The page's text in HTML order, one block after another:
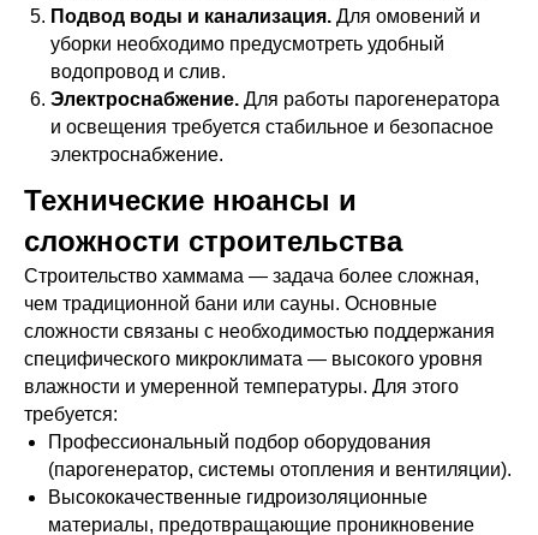
Подвод воды и канализация. Для омовений и
уборки необходимо предусмотреть удобный
водопровод и слив.
Электроснабжение. Для работы парогенератора
и освещения требуется стабильное и безопасное
электроснабжение.
Технические нюансы и
сложности строительства
Строительство хаммама — задача более сложная,
чем традиционной бани или сауны. Основные
сложности связаны с необходимостью поддержания
специфического микроклимата — высокого уровня
влажности и умеренной температуры. Для этого
требуется:
Профессиональный подбор оборудования
(парогенератор, системы отопления и вентиляции).
Высококачественные гидроизоляционные
материалы, предотвращающие проникновение